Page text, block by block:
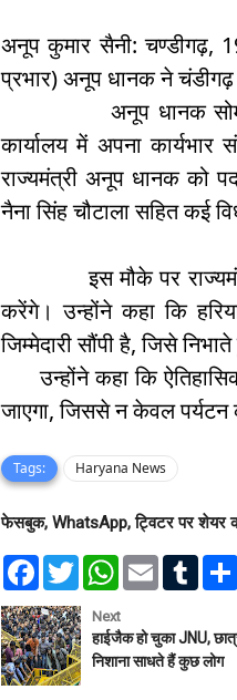
अनूप कुमार सैनी: चण्डीगढ़,
प्रभार) अनूप धानक ने
अनूप धानक सोमवार
कार्यालय में अपना
राज्यमंत्री अनूप धानक को
नैना सिंह चौटाला सहित कई
इस मौके पर राज्यमंत्री
करेंगे। उन्होंने कहा कि
जिम्मेदारी सौंपी है, जिसे
उन्होंने कहा कि
जाएगा, जिससे न केवल पर्यटन
Tags: Haryana News
फेसबुक, WhatsApp, ट्विटर पर शेयर
F
e
b
o
o
k
T
w
t
t
e
r
W
t
s
A
p
E
l
T
l
r
Next
हाईजैक हो चुका JNU,
निशाना साधते हैं कुछ लोग